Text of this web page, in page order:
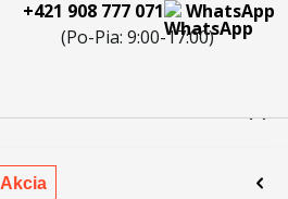
KontaktyKariéraSpolupráca
+421 908 777 071
WhatsApp
(Po-Pia: 9:00-17:00)
Akcia